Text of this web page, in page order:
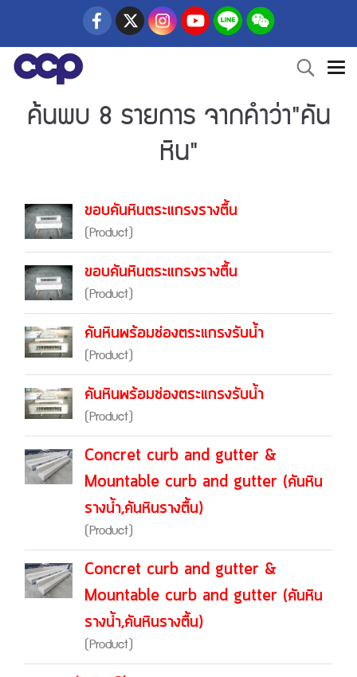
ค้นพบ 8 รายการ จากคำว่า"คัน
หิน"
ขอบคันหินตระแกรงรางตื้น
(Product)
ขอบคันหินตระแกรงรางตื้น
(Product)
คันหินพร้อมช่องตระแกรงรับน้ำ
(Product)
คันหินพร้อมช่องตระแกรงรับน้ำ
(Product)
Concret curb and gutter &
Mountable curb and gutter (คันหิน
รางน้ำ,คันหินรางตื้น)
(Product)
Concret curb and gutter &
Mountable curb and gutter (คันหิน
รางน้ำ,คันหินรางตื้น)
(Product)